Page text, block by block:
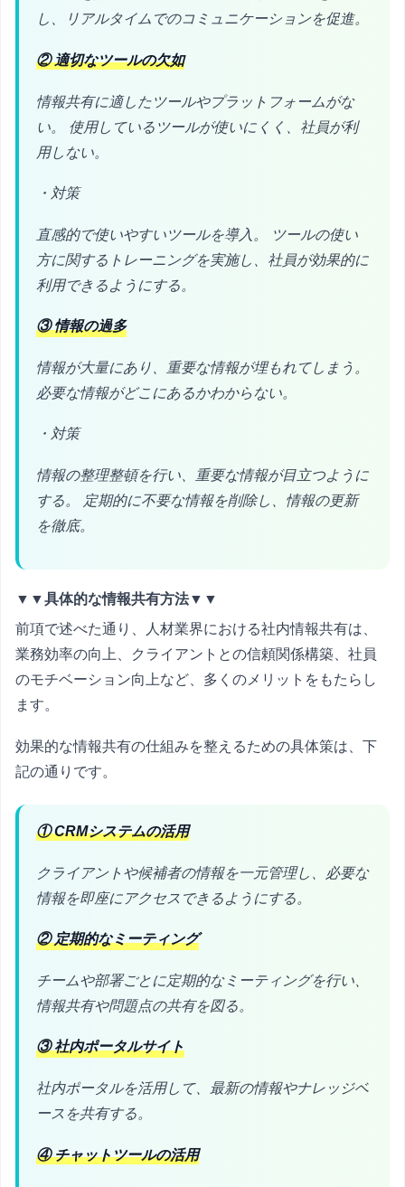
し、リアルタイムでのコミュニケーションを促進。
② 適切なツールの欠如
情報共有に適したツールやプラットフォームがな
い。 使用しているツールが使いにくく、社員が利
用しない。
・対策
直感的で使いやすいツールを導入。 ツールの使い
方に関するトレーニングを実施し、社員が効果的に
利用できるようにする。
③ 情報の過多
情報が大量にあり、重要な情報が埋もれてしまう。
必要な情報がどこにあるかわからない。
・対策
情報の整理整頓を行い、重要な情報が目立つように
する。 定期的に不要な情報を削除し、情報の更新
を徹底。
▼▼具体的な情報共有方法▼▼
前項で述べた通り、人材業界における社内情報共有は、
業務効率の向上、クライアントとの信頼関係構築、社員
のモチベーション向上など、多くのメリットをもたらし
ます。
効果的な情報共有の仕組みを整えるための具体策は、下
記の通りです。
① CRMシステムの活用
クライアントや候補者の情報を一元管理し、必要な
情報を即座にアクセスできるようにする。
② 定期的なミーティング
チームや部署ごとに定期的なミーティングを行い、
情報共有や問題点の共有を図る。
③ 社内ポータルサイト
社内ポータルを活用して、最新の情報やナレッジベ
ースを共有する。
④ チャットツールの活用